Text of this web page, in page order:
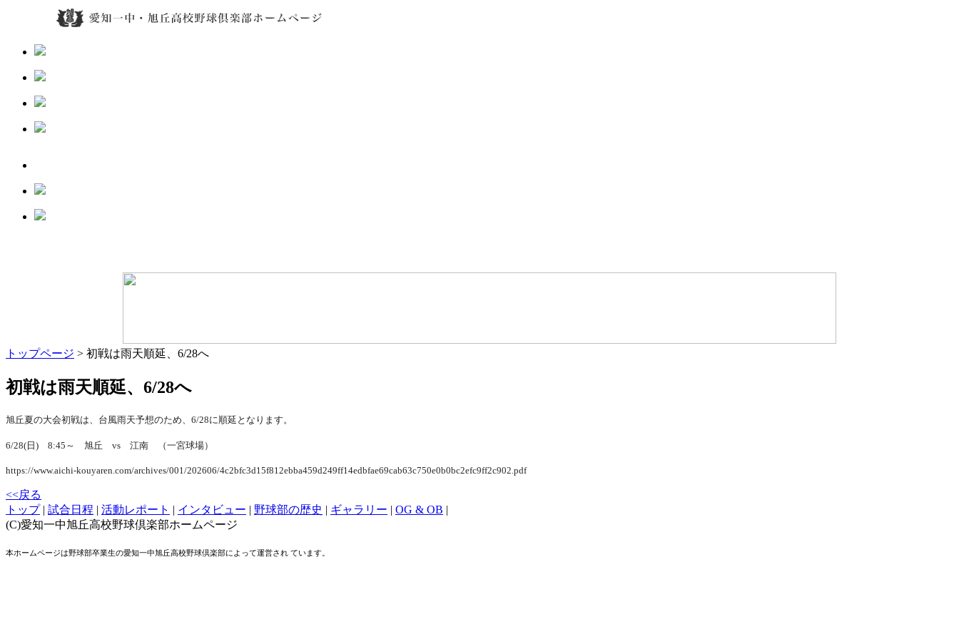
トップページ > 初戦は雨天順延、6/28へ
初戦は雨天順延、6/28へ
旭丘夏の大会初戦は、台風雨天予想のため、6/28に順延となります。
6/28(日) 8:45～ 旭丘 vs 江南 （一宮球場）
https://www.aichi-kouyaren.com/archives/001/202606/4c2bfc3d15f812ebba459d249ff14edbfae69cab63c750e0b0bc2efc9ff2c902.pdf
<<戻る
トップ| 試合日程 | 活動レポート | インタビュー | 野球部の歴史 | ギャラリー | OG & OB |
(C)愛知一中旭丘高校野球倶楽部ホームページ
本ホームページは野球部卒業生の愛知一中旭丘高校野球倶楽部によって運営され ています。